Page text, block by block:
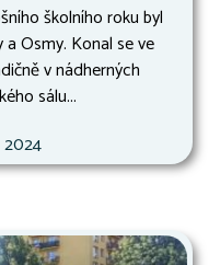
školního roku byl
Osmy. Konal se ve
v nádherných
sálu...
2024